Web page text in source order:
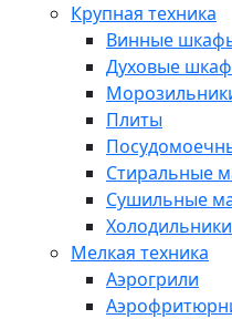
Крупная техника
Винные
Духовые
Плиты
Стиральные
Сушильные
Холодильники
Мелкая техника
Аэрогрили